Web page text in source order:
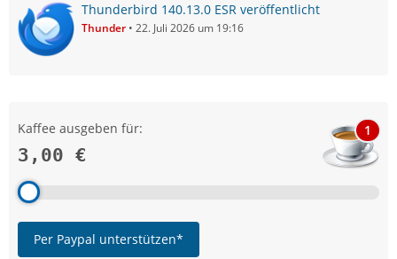
Thunderbird 140.13.0 ESR veröffentlicht
Thunder 22. Juli 2026 um 19:16
Kaffee ausgeben für:
3,00 €
1
Per Paypal unterstützen*